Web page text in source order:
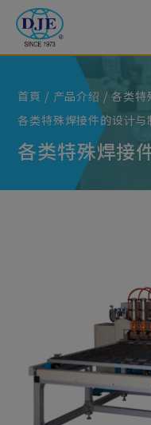
首頁 产品介绍
各类特
各类特殊焊接件的设计与
各类特殊焊接
Cookie管理面板